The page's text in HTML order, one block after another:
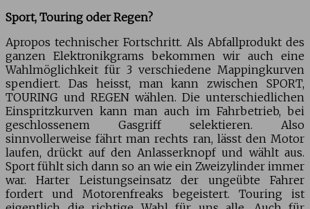
Sport, Touring oder Regen?
Apropos technischer Fortschritt. Als Abfallprodukt des
ganzen Elektronikgrams bekommen wir auch eine
Wahlmöglichkeit für 3 verschiedene Mappingkurven
spendiert. Das heisst, man kann zwischen SPORT,
TOURING und REGEN wählen. Die unterschiedlichen
Einspritzkurven kann man auch im Fahrbetrieb, bei
geschlossenem Gasgriff selektieren. Also
sinnvollerweise fährt man rechts ran, lässt den Motor
laufen, drückt auf den Anlasserknopf und wählt aus.
Sport fühlt sich dann so an wie ein Zweizylinder immer
war. Harter Leistungseinsatz der ungeübte Fahrer
fordert und Motorenfreaks begeistert. Touring ist